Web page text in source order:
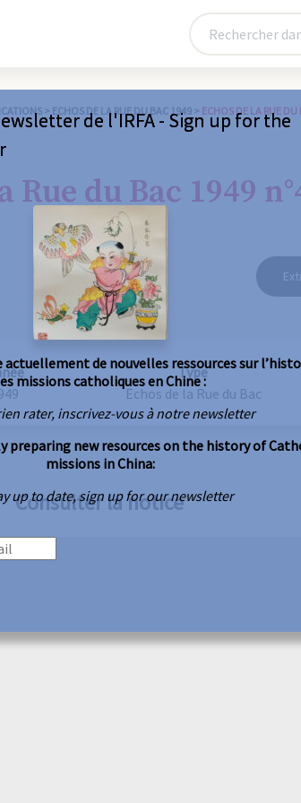
> ECHOS DE LA RUE DU BAC 1949 > ECHOS DE LA RUE
Rue du Bac 1949
Type
Echos de la Rue du Bac
Consulter la notice
de l'IRFA - Sign up for the
actuellement de nouvelles ressources sur
missions catholiques en Chine :
rater, inscrivez-vous à notre newsletter
preparing new resources on the history of
missions in China:
up to date, sign up for our newsletter